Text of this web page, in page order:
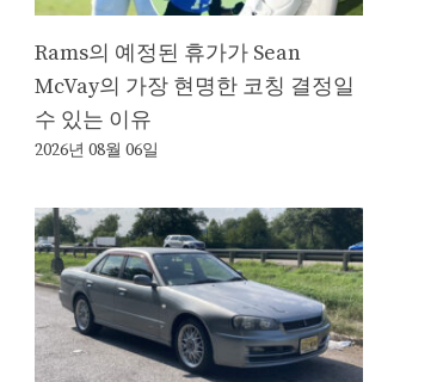
Rams의 예정된 휴가가 Sean
McVay의 가장 현명한 코칭 결정일
수 있는 이유
2026년 08월 06일